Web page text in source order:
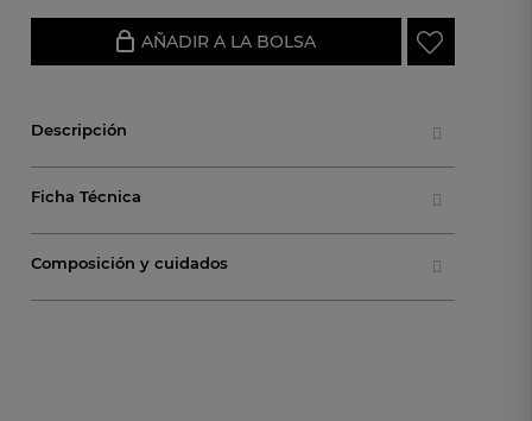
AÑADIR A LA BOLSA
Descripción
Ficha Técnica
Composición y cuidados